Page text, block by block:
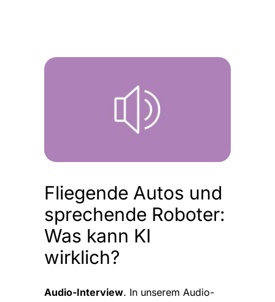
Fliegende Autos und
sprechende Roboter:
Was kann KI
wirklich?
Audio-Interview. In unserem Audio-